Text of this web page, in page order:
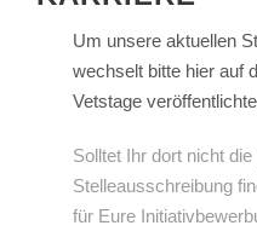
Um unsere aktuellen
wechselt bitte hier auf
Vetstage
Solltet Ihr dort nicht
Stelleausschreibung
für Eure